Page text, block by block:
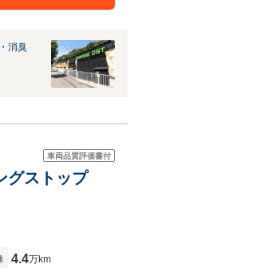
消臭
車両品質評価書付
グストップ
4.4万km